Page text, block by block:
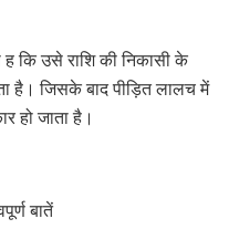
ह कि उसे राशि की निकासी के
है। जिसके बाद पीड़ित लालच में
हो जाता है।
बातें